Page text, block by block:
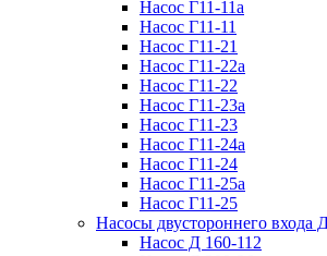
Насос Г11-11а
Насос Г11-11
Насос Г11-21
Насос Г11-22а
Насос Г11-22
Насос Г11-23а
Насос Г11-23
Насос Г11-24а
Насос Г11-24
Насос Г11-25а
Насос Г11-25
Насосы двустороннего входа
Насос Д 160-112